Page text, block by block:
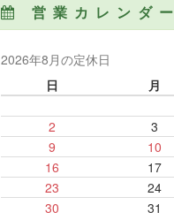
営業カレンダー
2026年8月の定休日
日
月
2
3
9
10
16
17
23
24
30
31